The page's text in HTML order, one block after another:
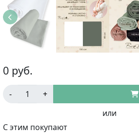
0 руб.
-
+
или
С этим покупают